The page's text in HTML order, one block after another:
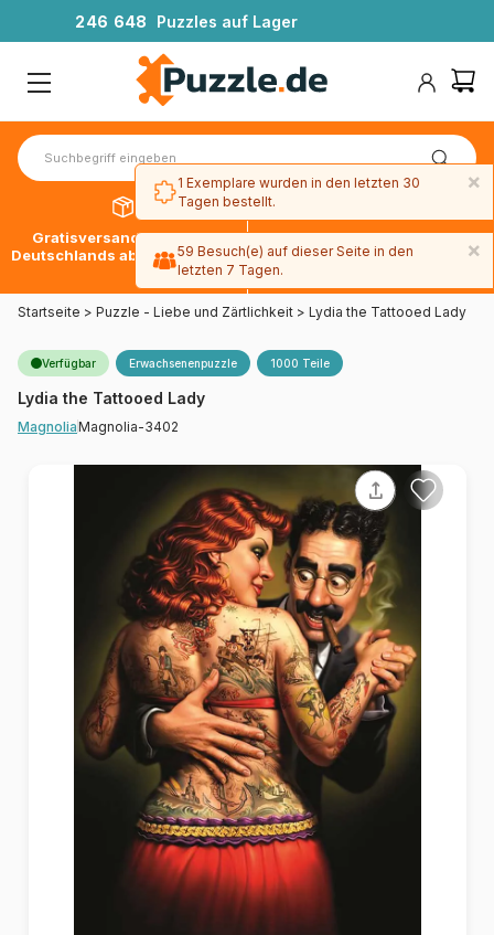
246 648 Puzzles auf Lager
Gratisversand innerhalb
Deutschlands ab 49 € mit DPD
30 Tage später bezahlen
mit Paypal
Startseite > Puzzle - Liebe und Zärtlichkeit > Lydia the Tattooed Lady
Verfügbar Erwachsenenpuzzle 1000 Teile
Lydia the Tattooed Lady
MagnoliaMagnolia-3402
×
1 Exemplare wurden in den letzten 30
Tagen bestellt.
×
59 Besuch(e) auf dieser Seite in den
letzten 7 Tagen.